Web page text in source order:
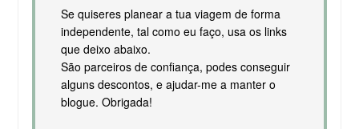
Se quiseres planear a tua viagem de forma
independente, tal como eu faço, usa os links
que deixo abaixo.
São parceiros de confiança, podes conseguir
alguns descontos, e ajudar-me a manter o
blogue. Obrigada!